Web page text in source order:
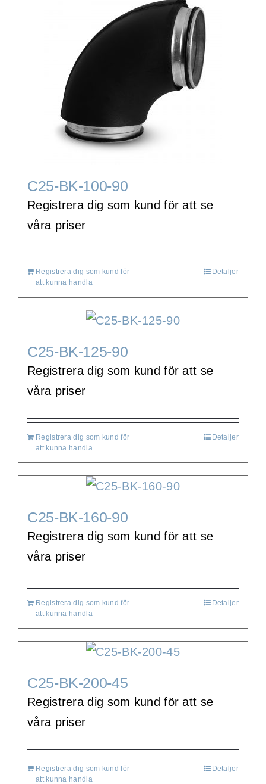
C25-BK-100-90
Registrera dig som kund för att se
våra priser
Registrera dig som kund för
att kunna handla
Detaljer
C25-BK-125-90
Registrera dig som kund för att se
våra priser
Registrera dig som kund för
att kunna handla
Detaljer
C25-BK-160-90
Registrera dig som kund för att se
våra priser
Registrera dig som kund för
att kunna handla
Detaljer
C25-BK-200-45
Registrera dig som kund för att se
våra priser
Registrera dig som kund för
att kunna handla
Detaljer